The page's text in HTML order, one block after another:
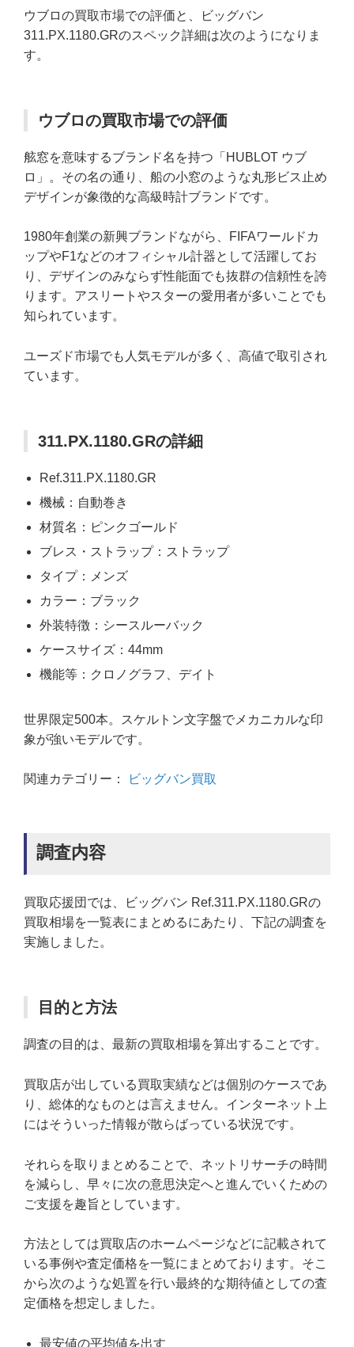
ウブロの買取市場での評価と、ビッグバン
311.PX.1180.GRのスペック詳細は次のようになりま
す。
ウブロの買取市場での評価
舷窓を意味するブランド名を持つ「HUBLOT ウブ
ロ」。その名の通り、船の小窓のような丸形ビス止め
デザインが象徴的な高級時計ブランドです。
1980年創業の新興ブランドながら、FIFAワールドカ
ップやF1などのオフィシャル計器として活躍してお
り、デザインのみならず性能面でも抜群の信頼性を誇
ります。アスリートやスターの愛用者が多いことでも
知られています。
ユーズド市場でも人気モデルが多く、高値で取引され
ています。
311.PX.1180.GRの詳細
Ref.311.PX.1180.GR
機械：自動巻き
材質名：ピンクゴールド
ブレス・ストラップ：ストラップ
タイプ：メンズ
カラー：ブラック
外装特徴：シースルーバック
ケースサイズ：44mm
機能等：クロノグラフ、デイト
世界限定500本。スケルトン文字盤でメカニカルな印
象が強いモデルです。
関連カテゴリー： ビッグバン買取
調査内容
買取応援団では、ビッグバン Ref.311.PX.1180.GRの
買取相場を一覧表にまとめるにあたり、下記の調査を
実施しました。
目的と方法
調査の目的は、最新の買取相場を算出することです。
買取店が出している買取実績などは個別のケースであ
り、総体的なものとは言えません。インターネット上
にはそういった情報が散らばっている状況です。
それらを取りまとめることで、ネットリサーチの時間
を減らし、早々に次の意思決定へと進んでいくための
ご支援を趣旨としています。
方法としては買取店のホームページなどに記載されて
いる事例や査定価格を一覧にまとめております。そこ
から次のような処置を行い最終的な期待値としての査
定価格を想定しました。
最安値の平均値を出す